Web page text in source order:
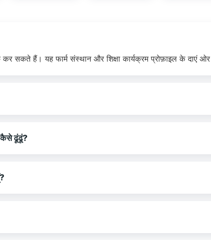
सकते हैं। यह फार्म संस्थान और शिक्षा कार्यक्रम प्रोफ़ाइल के दाएं
कैसे ढूंढूं?